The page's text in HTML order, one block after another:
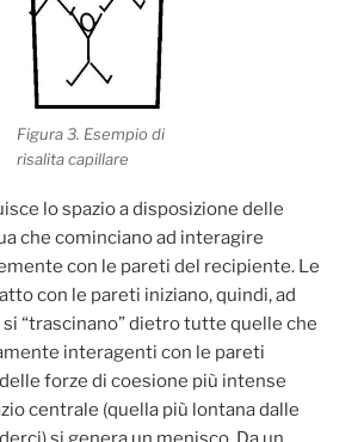
Figura 3. Esempio di
risalita capillare
lo spazio a disposizione delle
che cominciano ad interagire
con le pareti del recipiente. Le
con le pareti iniziano, quindi, ad
si “trascinano” dietro tutte quelle che
interagenti con le pareti
forze di coesione più intense
centrale (quella più lontana dalle